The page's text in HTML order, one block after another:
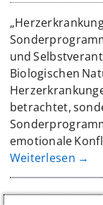
und
Biologischen
betrachtet,
emotionale
Weiterlesen →